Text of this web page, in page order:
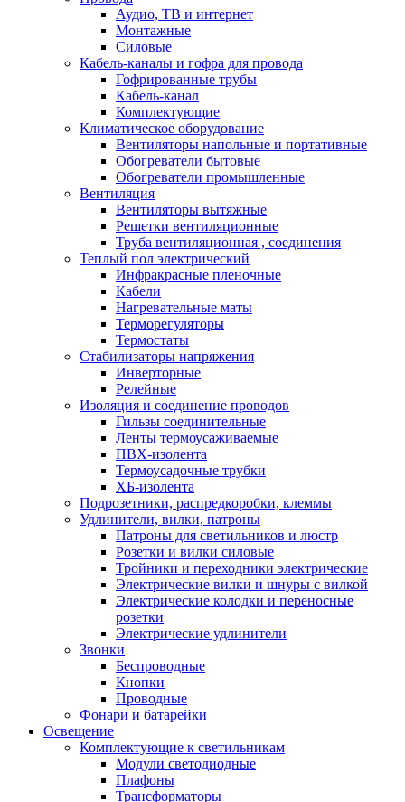
Аудио, ТВ и интернет
Монтажные
Силовые
Кабель-каналы и гофра для провода
Гофрированные трубы
Кабель-канал
Комплектующие
Климатическое оборудование
Вентиляторы напольные и портативные
Обогреватели бытовые
Обогреватели промышленные
Вентиляция
Вентиляторы вытяжные
Решетки вентиляционные
Труба вентиляционная , соединения
Теплый пол электрический
Инфракрасные пленочные
Кабели
Нагревательные маты
Терморегуляторы
Термостаты
Стабилизаторы напряжения
Инверторные
Релейные
Изоляция и соединение проводов
Гильзы соединительные
Ленты термоусаживаемые
ПВХ-изолента
Термоусадочные трубки
ХБ-изолента
Подрозетники, распредкоробки, клеммы
Удлинители, вилки, патроны
Патроны для светильников и люстр
Розетки и вилки силовые
Тройники и переходники электрические
Электрические вилки и шнуры с вилкой
Электрические колодки и переносные
розетки
Электрические удлинители
Звонки
Беспроводные
Кнопки
Проводные
Фонари и батарейки
Освещение
Комплектующие к светильникам
Модули светодиодные
Плафоны
Трансформаторы